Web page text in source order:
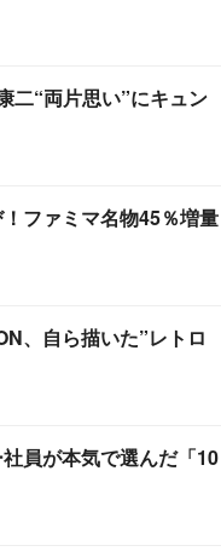
二“両片思い”にキュン
ファミマ名物45％増量
、自ら描いた”レトロ
員が本気で選んだ「10